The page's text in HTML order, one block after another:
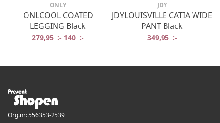
ONLY
ONLCOOL COATED
LEGGING Black
279,95:- Det ursprungliga priset var: 279,95 :-.
140 :- Det nuvarande priset är: 140 :-.
JDY
JDYLOUISVILLE CATIA WIDE
PANT Black
349,95 :-
Org.nr: 556353-2539